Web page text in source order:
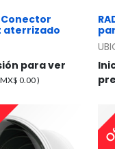
Conector
aterrizado
para ver
0.00)